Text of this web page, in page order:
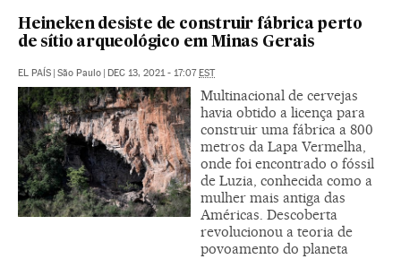
Heineken desiste de construir fábrica perto
de sítio arqueológico em Minas Gerais
EL PAÍS São Paulo DEC 13, 2021 - 17:07 EST
Multinacional de cervejas
havia obtido a licença para
construir uma fábrica a 800
metros da Lapa Vermelha,
onde foi encontrado o fóssil
de Luzia, conhecida como a
mulher mais antiga das
Américas. Descoberta
revolucionou a teoria de
povoamento do planeta